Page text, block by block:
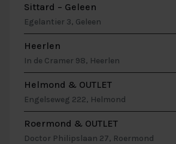
Sittard – Geleen
Egelantier 3, Geleen
Heerlen
In de Cramer 98, Heerlen
Helmond & OUTLET
Engelseweg 222, Helmond
Roermond & OUTLET
Doctor Philipslaan 27, Roermond